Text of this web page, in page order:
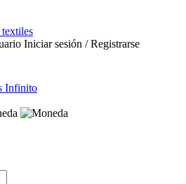
Iniciar sesión / Registrarse